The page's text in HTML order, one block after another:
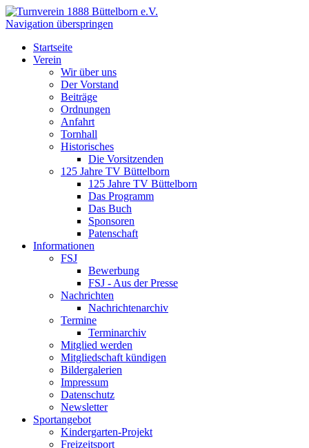
Navigation überspringen
Startseite
Verein
Wir über uns
Der Vorstand
Beiträge
Ordnungen
Anfahrt
Tornhall
Historisches
Die Vorsitzenden
125 Jahre TV Büttelborn
125 Jahre TV Büttelborn
Das Programm
Das Buch
Sponsoren
Patenschaft
Informationen
FSJ
Bewerbung
FSJ - Aus der Presse
Nachrichten
Nachrichtenarchiv
Termine
Terminarchiv
Mitglied werden
Mitgliedschaft kündigen
Bildergalerien
Impressum
Datenschutz
Newsletter
Sportangebot
Kindergarten-Projekt
Freizeitsport